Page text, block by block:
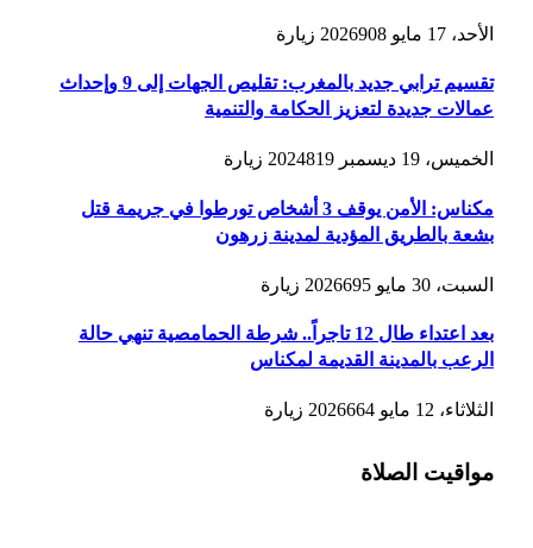
الأحد، 17 مايو 2026 908 زيارة
تقسيم ترابي جديد بالمغرب: تقليص الجهات إلى 9 وإحداث
عمالات جديدة لتعزيز الحكامة والتنمية
الخميس، 19 ديسمبر 2024 819 زيارة
مكناس: الأمن يوقف 3 أشخاص تورطوا في جريمة قتل
بشعة بالطريق المؤدية لمدينة زرهون
السبت، 30 مايو 2026 695 زيارة
بعد اعتداء طال 12 تاجراً.. شرطة الحمامصية تنهي حالة
الرعب بالمدينة القديمة لمكناس
الثلاثاء، 12 مايو 2026 664 زيارة
مواقيت الصلاة